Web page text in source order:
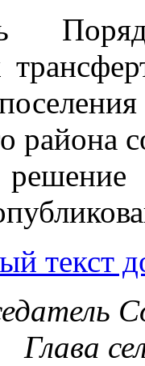
района
текст
Глава